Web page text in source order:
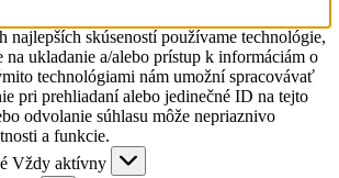
najlepších skúseností používame technológie,
na ukladanie a/alebo prístup k informáciám o
technológiami nám umožní spracovávať
pri prehliadaní alebo jedinečné ID na tejto
odvolanie súhlasu môže nepriaznivo
a funkcie.
Vždy aktívny